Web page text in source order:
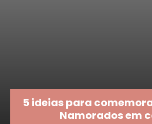
5 ideias para
Namorados em